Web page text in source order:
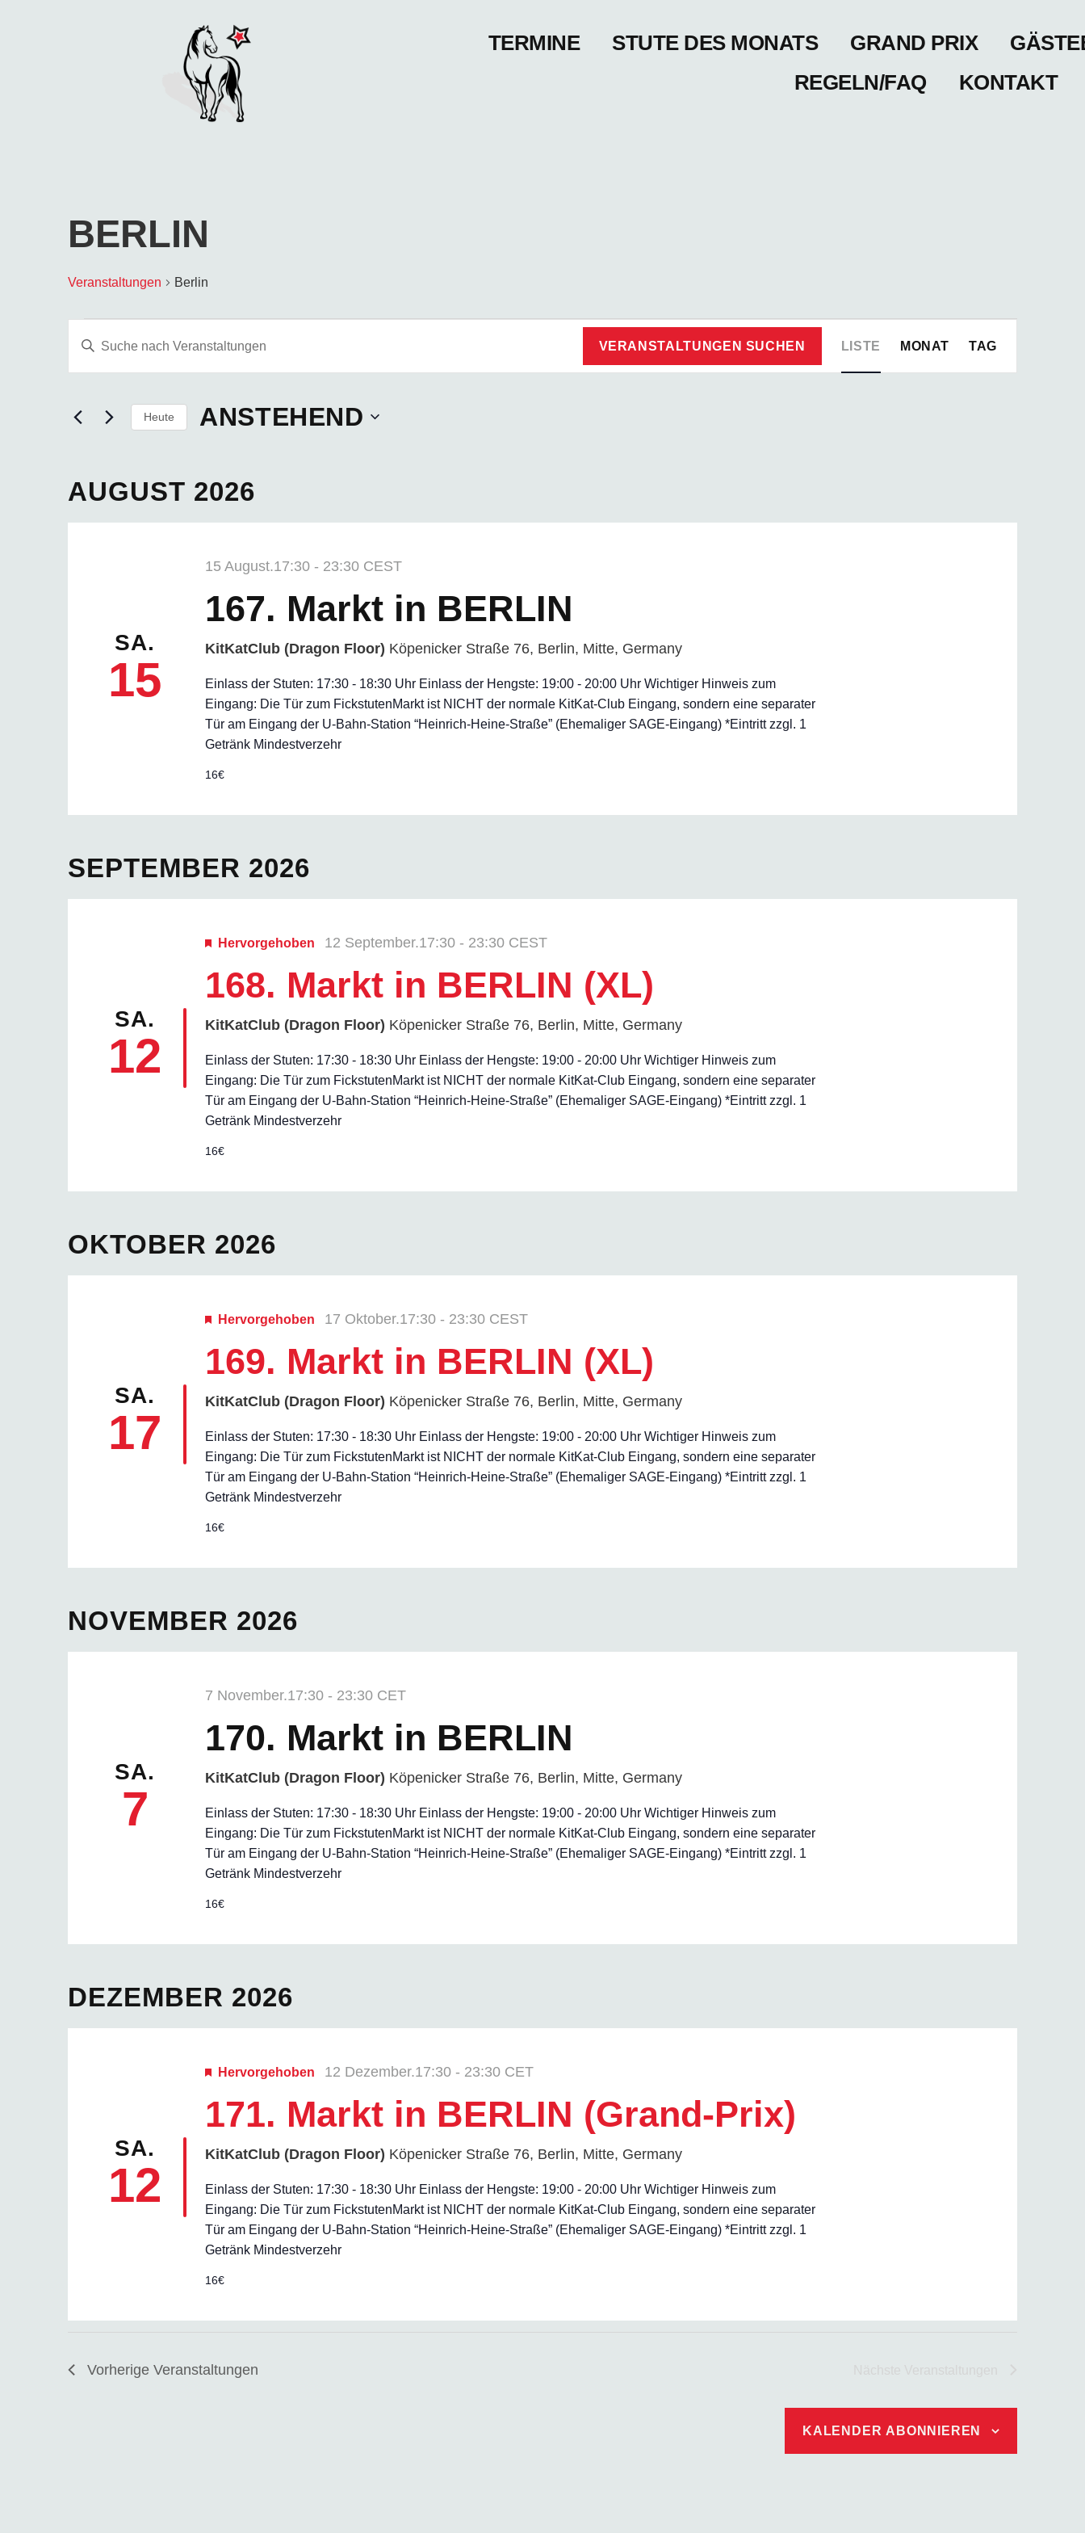
TERMINE STUTE DES MONATS GRAND PRIX
REGELN/FAQ
KONTAKT
BERLIN
Veranstaltungen Berlin
Veranstaltungen
Suche
Ansichten,
Schlüsselwort
Suche
Schlüsselwort.
VERANSTALTUNGEN SUCHEN
Ansichten-
LISTE MONAT TAG
Heute ANSTEHEND
AUGUST 2026
SA.
15
167. Markt in BERLIN
15 August.17:30 - 23:30 CEST
KitKatClub (Dragon Floor) Köpenicker Straße 76, Berlin, Mitte, Germany
Einlass der Stuten: 17:30 - 18:30 Uhr Einlass der Hengste: 19:00 - 20:00 Uhr Wichtiger Hinweis zum
Eingang: Die Tür zum FickstutenMarkt ist NICHT der normale KitKat-Club Eingang, sondern eine separater
Tür am Eingang der U-Bahn-Station “Heinrich-Heine-Straße” (Ehemaliger SAGE-Eingang) *Eintritt zzgl. 1
Getränk Mindestverzehr
16€
SEPTEMBER 2026
SA.
12
168. Markt in BERLIN (XL)
Hervorgehoben 12 September.17:30 - 23:30 CEST
KitKatClub (Dragon Floor) Köpenicker Straße 76, Berlin, Mitte, Germany
Einlass der Stuten: 17:30 - 18:30 Uhr Einlass der Hengste: 19:00 - 20:00 Uhr Wichtiger Hinweis zum
Eingang: Die Tür zum FickstutenMarkt ist NICHT der normale KitKat-Club Eingang, sondern eine separater
Tür am Eingang der U-Bahn-Station “Heinrich-Heine-Straße” (Ehemaliger SAGE-Eingang) *Eintritt zzgl. 1
Getränk Mindestverzehr
16€
OKTOBER 2026
SA.
17
169. Markt in BERLIN (XL)
Hervorgehoben 17 Oktober.17:30 - 23:30 CEST
KitKatClub (Dragon Floor) Köpenicker Straße 76, Berlin, Mitte, Germany
Einlass der Stuten: 17:30 - 18:30 Uhr Einlass der Hengste: 19:00 - 20:00 Uhr Wichtiger Hinweis zum
Eingang: Die Tür zum FickstutenMarkt ist NICHT der normale KitKat-Club Eingang, sondern eine separater
Tür am Eingang der U-Bahn-Station “Heinrich-Heine-Straße” (Ehemaliger SAGE-Eingang) *Eintritt zzgl. 1
Getränk Mindestverzehr
16€
NOVEMBER 2026
SA.
7
170. Markt in BERLIN
7 November.17:30 - 23:30 CET
KitKatClub (Dragon Floor) Köpenicker Straße 76, Berlin, Mitte, Germany
Einlass der Stuten: 17:30 - 18:30 Uhr Einlass der Hengste: 19:00 - 20:00 Uhr Wichtiger Hinweis zum
Eingang: Die Tür zum FickstutenMarkt ist NICHT der normale KitKat-Club Eingang, sondern eine separater
Tür am Eingang der U-Bahn-Station “Heinrich-Heine-Straße” (Ehemaliger SAGE-Eingang) *Eintritt zzgl. 1
Getränk Mindestverzehr
16€
DEZEMBER 2026
SA.
12
171. Markt in BERLIN (Grand-Prix)
Hervorgehoben 12 Dezember.17:30 - 23:30 CET
KitKatClub (Dragon Floor) Köpenicker Straße 76, Berlin, Mitte, Germany
Einlass der Stuten: 17:30 - 18:30 Uhr Einlass der Hengste: 19:00 - 20:00 Uhr Wichtiger Hinweis zum
Eingang: Die Tür zum FickstutenMarkt ist NICHT der normale KitKat-Club Eingang, sondern eine separater
Tür am Eingang der U-Bahn-Station “Heinrich-Heine-Straße” (Ehemaliger SAGE-Eingang) *Eintritt zzgl. 1
Getränk Mindestverzehr
16€
Vorherige Veranstaltungen
KALENDER ABONNIEREN